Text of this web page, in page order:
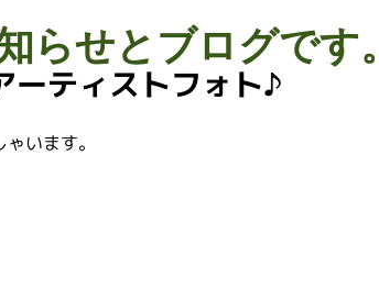
ーティストフォト♪
います。
らせとブログです。